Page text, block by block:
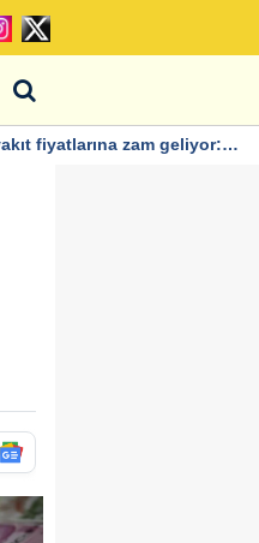
fiyatlarına zam geliyor: